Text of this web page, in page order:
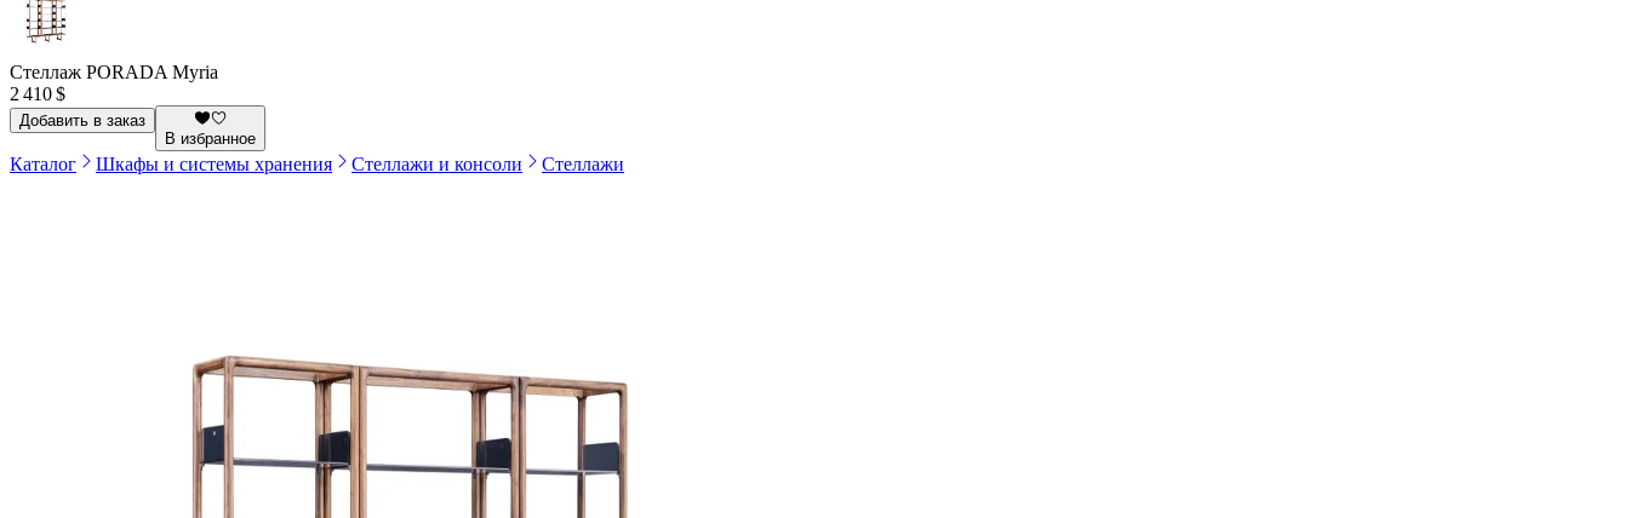
Стеллаж PORADA Myria
2 410 $
Добавить в заказ
В избранное
Каталог Шкафы и системы хранения Стеллажи и консоли Стеллажи